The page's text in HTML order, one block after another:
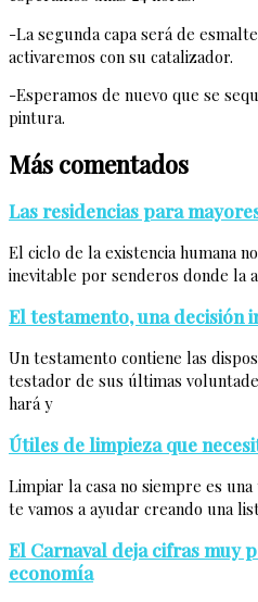
-La segunda capa será de
activaremos con su catalizador.
-Esperamos de nuevo que se
pintura.
Más comentados
Las residencias para
El ciclo de la existencia humana
inevitable por senderos donde la
El testamento, una decisión
Un testamento contiene las
testador de sus últimas
hará y
Útiles de limpieza que
Limpiar la casa no siempre es
te vamos a ayudar creando una
El Carnaval deja cifras muy
economía